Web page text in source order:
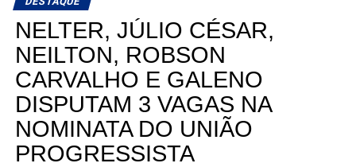
NELTER, JÚLIO CÉSAR,
NEILTON, ROBSON
CARVALHO E GALENO
DISPUTAM 3 VAGAS NA
NOMINATA DO UNIÃO
PROGRESSISTA